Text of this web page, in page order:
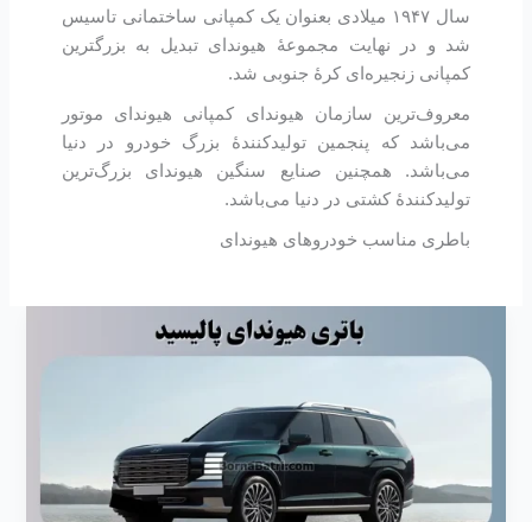
سال ۱۹۴۷ میلادی بعنوان یک کمپانی ساختمانی تاسیس
شد و در نهایت مجموعهٔ هیوندای تبدیل به بزرگترین
کمپانی زنجیره‌ای کرهٔ جنوبی شد.
معروف‌ترین سازمان هیوندای کمپانی هیوندای موتور
می‌باشد که پنجمین تولیدکنندهٔ بزرگ خودرو در دنیا
می‌باشد. همچنین صنایع سنگین هیوندای بزرگ‌ترین
تولیدکنندهٔ کشتی در دنیا می‌باشد.
باطری مناسب خودروهای هیوندای